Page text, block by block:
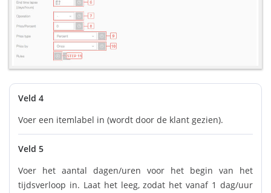
Veld 4
Voer een itemlabel in (wordt door de klant gezien).
Veld 5
Voer het aantal dagen/uren voor het begin van het
tijdsverloop in. Laat het leeg, zodat het vanaf 1 dag/uur